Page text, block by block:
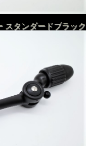
スタンダードブラック